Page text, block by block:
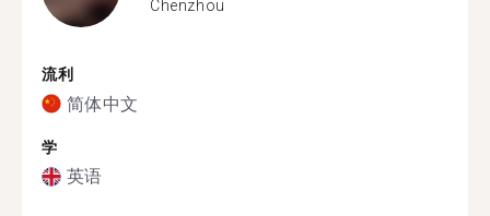
Chenzhou
流利
简体中文
学
英语